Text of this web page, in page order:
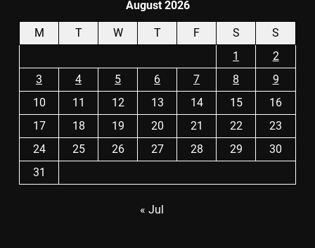
August 2026
M T W T F S
S
1
2
3
4 5 6 7 8
9
10
11 12 13 14 15
16
17
18 19 20 21 22
23
24
25 26 27 28 29
30
31
« Jul